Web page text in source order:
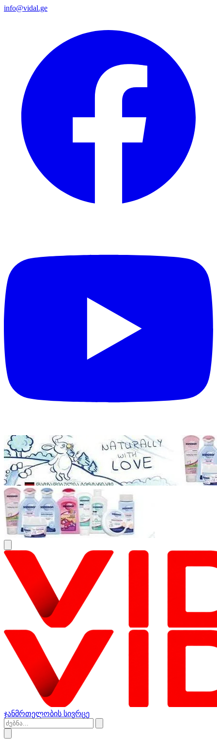
info@vidal.ge
ჯანმრთელობის სივრცე